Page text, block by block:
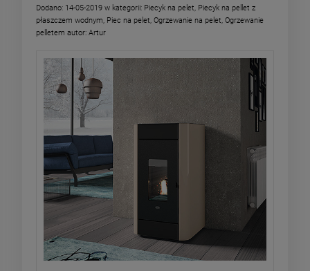
Dodano: 14-05-2019 w kategorii: Piecyk na pelet, Piecyk na pellet z
płaszczem wodnym, Piec na pelet, Ogrzewanie na pelet, Ogrzewanie
pelletem autor: Artur